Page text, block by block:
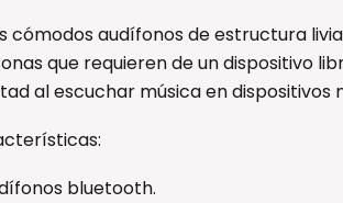
cómodos audífonos de estructura
que requieren de un dispositivo
al escuchar música en dispositivos
bluetooth.